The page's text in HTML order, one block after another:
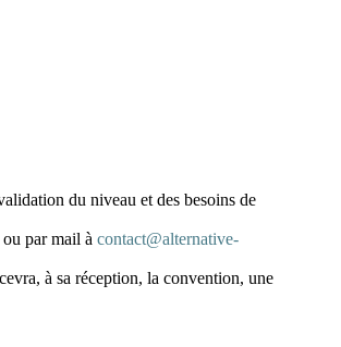
du niveau et des besoins de
par mail à contact@alternative-
à sa réception, la convention, une